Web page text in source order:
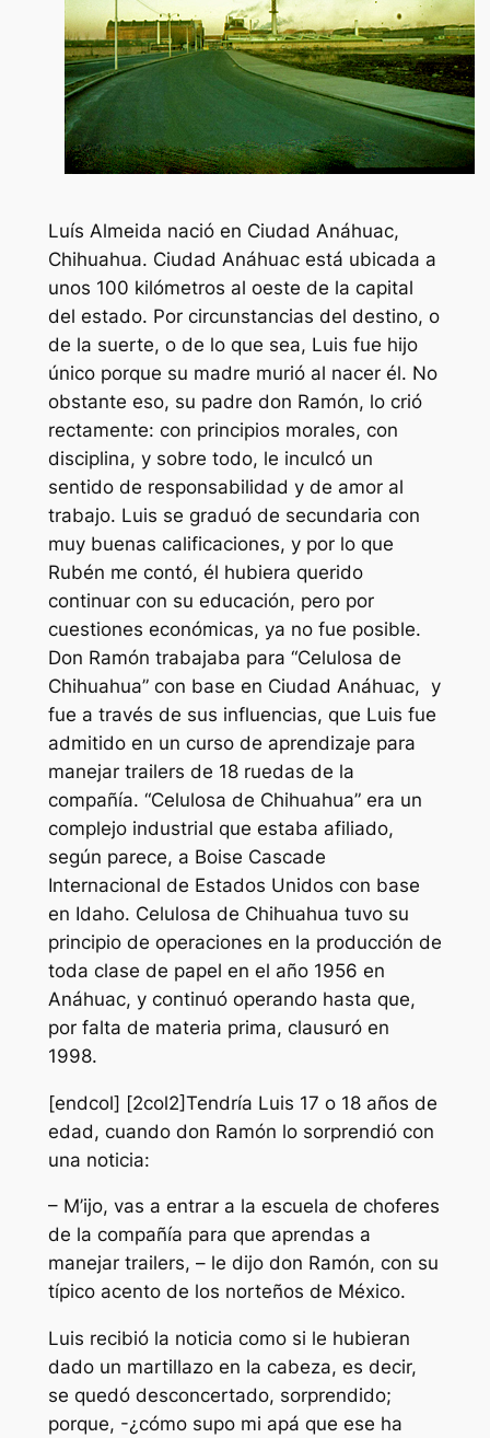
Luís Almeida nació en Ciudad Anáhuac,
Chihuahua. Ciudad Anáhuac está ubicada a
unos 100 kilómetros al oeste de la capital
del estado. Por circunstancias del destino, o
de la suerte, o de lo que sea, Luis fue hijo
único porque su madre murió al nacer él. No
obstante eso, su padre don Ramón, lo crió
rectamente: con principios morales, con
disciplina, y sobre todo, le inculcó un
sentido de responsabilidad y de amor al
trabajo. Luis se graduó de secundaria con
muy buenas calificaciones, y por lo que
Rubén me contó, él hubiera querido
continuar con su educación, pero por
cuestiones económicas, ya no fue posible.
Don Ramón trabajaba para “Celulosa de
Chihuahua” con base en Ciudad Anáhuac, y
fue a través de sus influencias, que Luis fue
admitido en un curso de aprendizaje para
manejar trailers de 18 ruedas de la
compañía. “Celulosa de Chihuahua” era un
complejo industrial que estaba afiliado,
según parece, a Boise Cascade
Internacional de Estados Unidos con base
en Idaho. Celulosa de Chihuahua tuvo su
principio de operaciones en la producción de
toda clase de papel en el año 1956 en
Anáhuac, y continuó operando hasta que,
por falta de materia prima, clausuró en
1998.
[endcol] [2col2]Tendría Luis 17 o 18 años de
edad, cuando don Ramón lo sorprendió con
una noticia:
– M’ijo, vas a entrar a la escuela de choferes
de la compañía para que aprendas a
manejar trailers, – le dijo don Ramón, con su
típico acento de los norteños de México.
Luis recibió la noticia como si le hubieran
dado un martillazo en la cabeza, es decir,
se quedó desconcertado, sorprendido;
porque, -¿cómo supo mi apá que ese ha